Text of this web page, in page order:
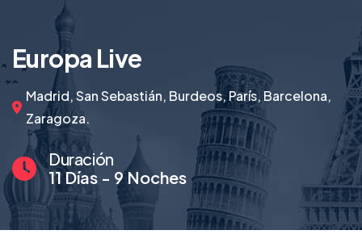
Europa Live
Madrid, San Sebastián, Burdeos, París, Barcelona,
Zaragoza.
Duración
11 Días - 9 Noches